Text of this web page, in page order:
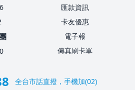
匯款資訊
卡友優惠
電子報
傳真刷卡單
全台市話直撥，手機加(02)